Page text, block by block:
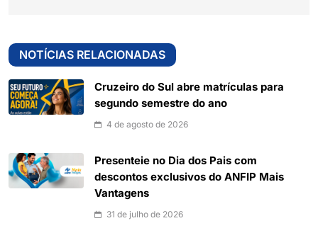
NOTÍCIAS RELACIONADAS
Cruzeiro do Sul abre matrículas para
segundo semestre do ano
4 de agosto de 2026
Presenteie no Dia dos Pais com
descontos exclusivos do ANFIP Mais
Vantagens
31 de julho de 2026